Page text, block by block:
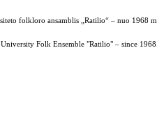
folkloro ansamblis „Ratilio“ – nuo 1968 m.
Folk Ensemble "Ratilio" – since 1968.